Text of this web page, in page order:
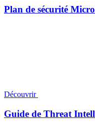
Plan de sécurité
Découvrir
Guide de Threat